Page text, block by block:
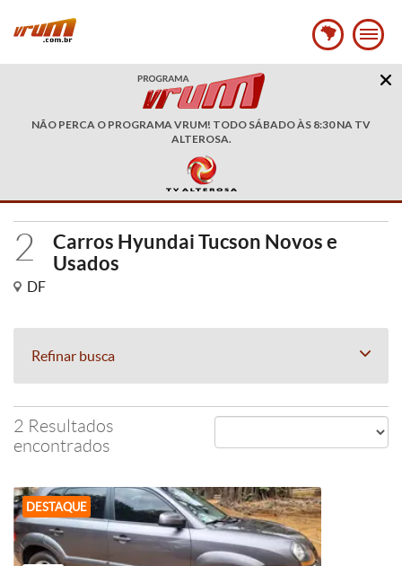
NÃO PERCA O PROGRAMA VRUM! TODO SÁBADO ÀS 8:30 NA TV
ALTEROSA.
2
Carros Hyundai Tucson Novos e
Usados
DF
Refinar busca
2 Resultados
encontrados
DESTAQUE